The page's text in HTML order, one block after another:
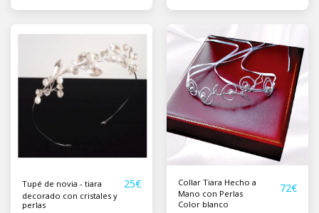
champán.
champán.
Tupé de novia - tiara 25€
decorado con cristales y
perlas
Collar Tiara Hecho a
Mano con Perlas
72€
Color blanco